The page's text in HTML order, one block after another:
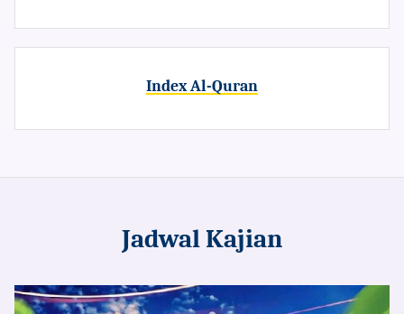
Index Al-Quran
Jadwal Kajian